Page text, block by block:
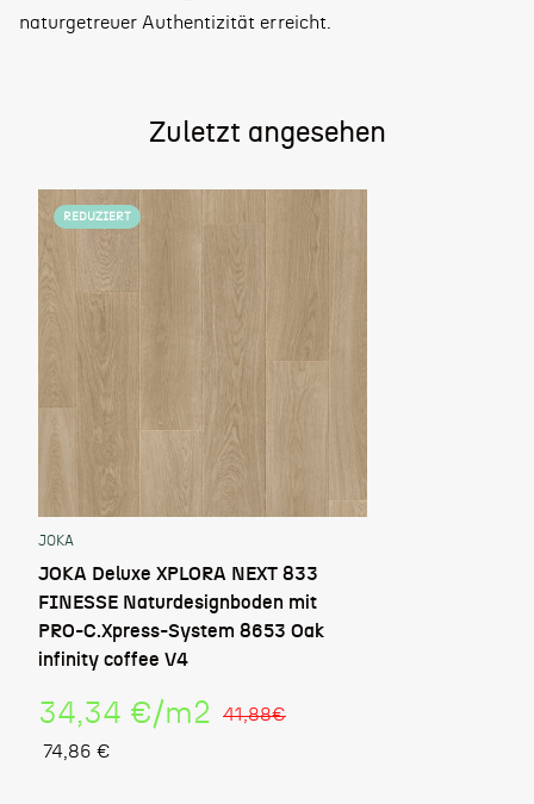
naturgetreuer Authentizität erreicht.
Zuletzt angesehen
REDUZIERT
JOKA
JOKA Deluxe XPLORA NEXT 833
FINESSE Naturdesignboden mit
PRO-C.Xpress-System 8653 Oak
infinity coffee V4
Stückpreis
34,34 €/m2 41,88€
Verkaufspreis
74,86 €
Regulärer